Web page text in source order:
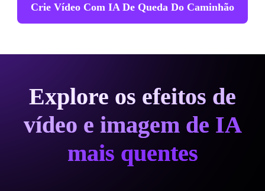
Crie Vídeo Com IA De Queda Do Caminhão
Explore os efeitos de
vídeo e imagem de IA
mais quentes